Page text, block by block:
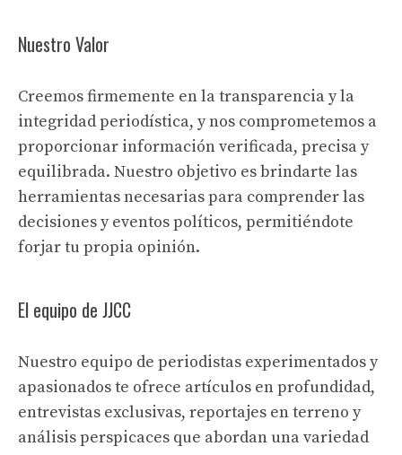
Nuestro Valor
Creemos firmemente en la transparencia y la
integridad periodística, y nos comprometemos a
proporcionar información verificada, precisa y
equilibrada. Nuestro objetivo es brindarte las
herramientas necesarias para comprender las
decisiones y eventos políticos, permitiéndote
forjar tu propia opinión.
El equipo de JJCC
Nuestro equipo de periodistas experimentados y
apasionados te ofrece artículos en profundidad,
entrevistas exclusivas, reportajes en terreno y
análisis perspicaces que abordan una variedad